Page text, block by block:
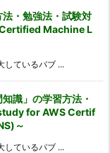
法・勉強法・試験対
Machine L
しているパブ ...
識」の学習方法・
for AWS Certif
～
しているパブ ...